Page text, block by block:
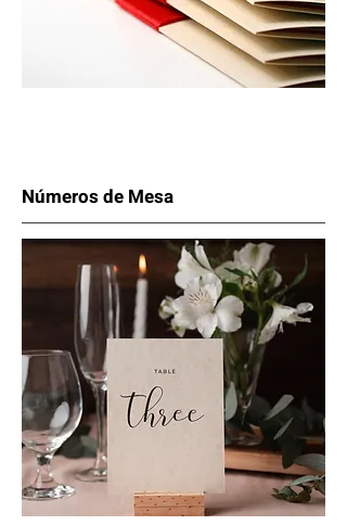
Números de Mesa